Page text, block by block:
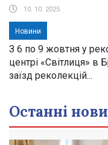
10. 10. 2025
Новини
З 6 по 9 жовтня у
центрі «Світлиця»
заїзд реколекцій...
Останні